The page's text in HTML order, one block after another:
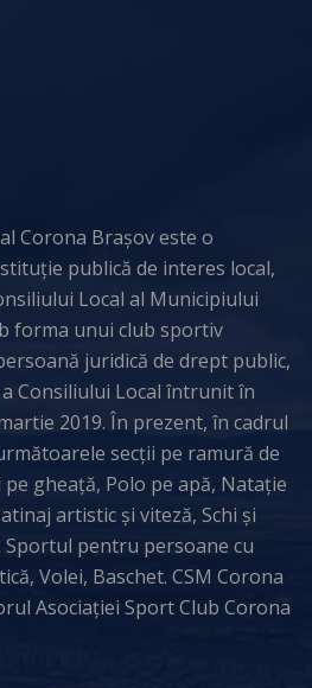
Corona Brașov este o
publică de interes local,
Local al Municipiului
forma unui club sportiv
juridică de drept public,
Consiliului Local întrunit în
2019. În prezent, în cadrul
secții pe ramură de
gheață, Polo pe apă, Natație
artistic și viteză, Schi și
Sportul pentru persoane cu
Volei, Baschet. CSM Corona
Asociației Sport Club Corona